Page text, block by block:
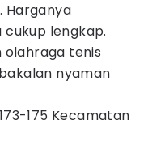
Harganya
lengkap.
olahraga tenis
nyaman
175 Kecamatan